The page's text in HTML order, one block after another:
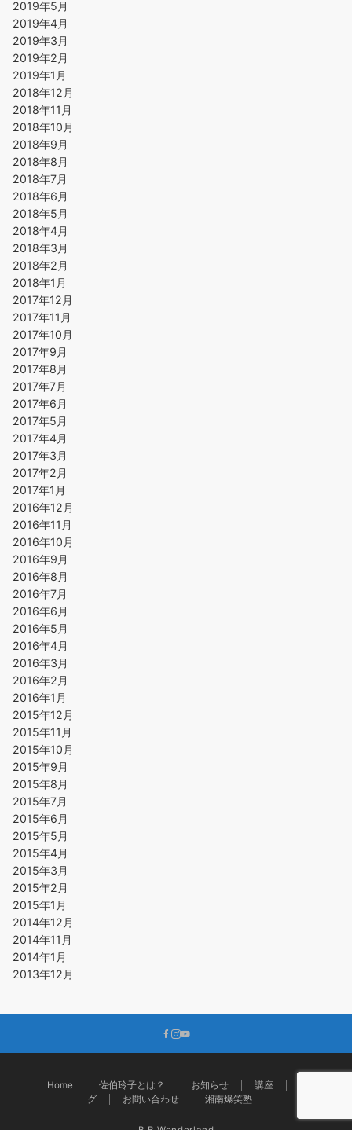
2019年5月
2019年4月
2019年3月
2019年2月
2019年1月
2018年12月
2018年11月
2018年10月
2018年9月
2018年8月
2018年7月
2018年6月
2018年5月
2018年4月
2018年3月
2018年2月
2018年1月
2017年12月
2017年11月
2017年10月
2017年9月
2017年8月
2017年7月
2017年6月
2017年5月
2017年4月
2017年3月
2017年2月
2017年1月
2016年12月
2016年11月
2016年10月
2016年9月
2016年8月
2016年7月
2016年6月
2016年5月
2016年4月
2016年3月
2016年2月
2016年1月
2015年12月
2015年11月
2015年10月
2015年9月
2015年8月
2015年7月
2015年6月
2015年5月
2015年4月
2015年3月
2015年2月
2015年1月
2014年12月
2014年11月
2014年1月
2013年12月
Home 佐伯玲子とは？ お知らせ 講座
グ
お問い合わせ 湘南爆笑塾